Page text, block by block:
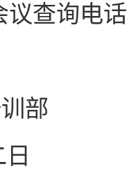
议查询电
部